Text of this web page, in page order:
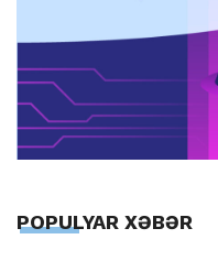
POPULYAR XƏBƏR